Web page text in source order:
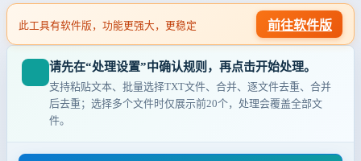
此工具有软件版，功能更强大，更稳定 前往软件版
请先在“处理设置”中确认规则，再点击开始处理。
支持粘贴文本、批量选择TXT文件、合并、逐文件去重、合并
后去重；选择多个文件时仅展示前20个，处理会覆盖全部文
件。